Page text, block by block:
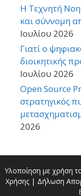
Η Τεχνητή
και σύννομη
Ιουλίου 2026
Γιατί ο
διοικητικής
Ιουλίου 2026
Open Source
στρατηγικός
2026
Υλοποίηση με χρήση
Χρήσης| Δήλωση